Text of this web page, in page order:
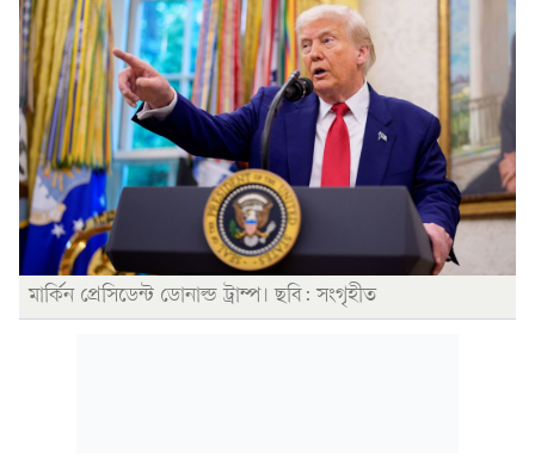
মার্কিন প্রেসিডেন্ট ডোনাল্ড ট্রাম্প। ছবি: সংগৃহীত